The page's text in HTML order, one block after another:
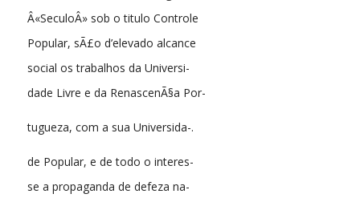
Â«SeculoÂ» sob o titulo Controle
Popular, sÃ£o d’elevado alcance
social os trabalhos da Universi-
dade Livre e da RenascenÃ§a Por-
tugueza, com a sua Universida-.
de Popular, e de todo o interes-
se a propaganda de defeza na-